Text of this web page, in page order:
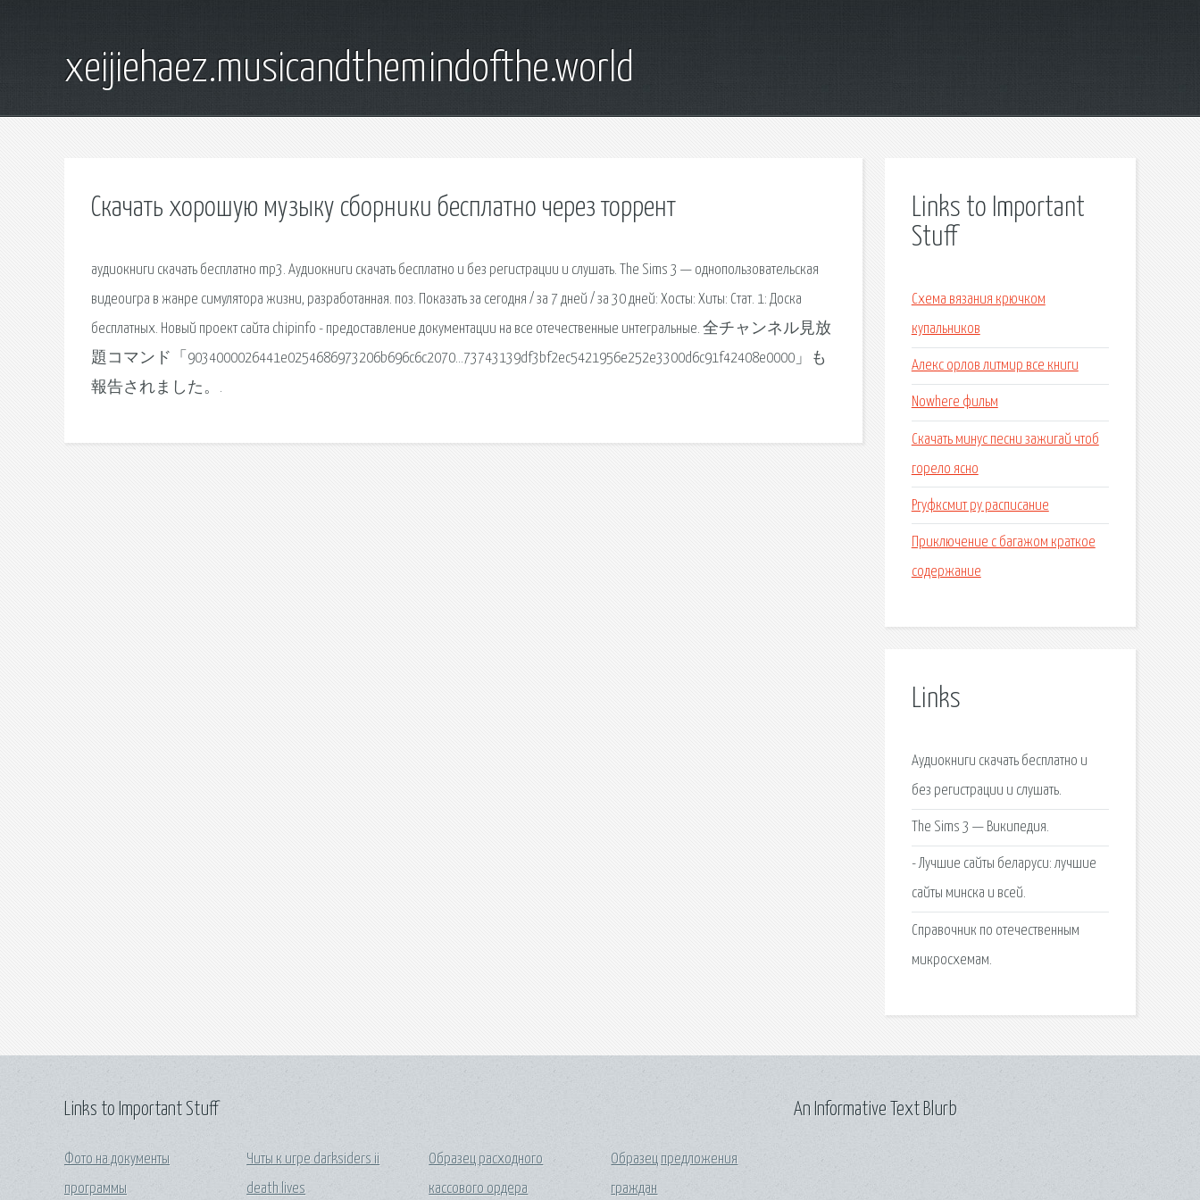
xeijiehaez.musicandthemindofthe.world
Скачать хорошую музыку сборники бесплатно через торрент
аудиокниги скачать бесплатно mp3. Аудиокниги скачать бесплатно и без регистрации и слушать. The Sims 3 — однопользовательская
видеоигра в жанре симулятора жизни, разработанная. поз. Показать за сегодня / за 7 дней / за 30 дней: Хосты: Хиты: Стат. 1: Доска
бесплатных. Новый проект сайта chipinfo - предоставление документации на все отечественные интегральные. 全チャンネル見放
題コマンド「9034000026441e0254686973206b696c6c2070…73743139df3bf2ec5421956e252e3300d6c91f42408e0000」も
報告されました。.
Links to Important
Stuff
Схема вязания крючком
купальников
Алекс орлов литмир все книги
Nowhere фильм
Скачать минус песни зажигай чтоб
горело ясно
Ргуфксмит ру расписание
Приключение с багажом краткое
содержание
Links
Аудиокниги скачать бесплатно и
без регистрации и слушать.
The Sims 3 — Википедия.
- Лучшие сайты беларуси: лучшие
сайты минска и всей.
Справочник по отечественным
микросхемам.
Links to Important Stuff
Фото на документы
программы
Читы к игре darksiders ii
death lives
Образец расходного
кассового ордера
Образец предложения
граждан
An Informative Text Blurb